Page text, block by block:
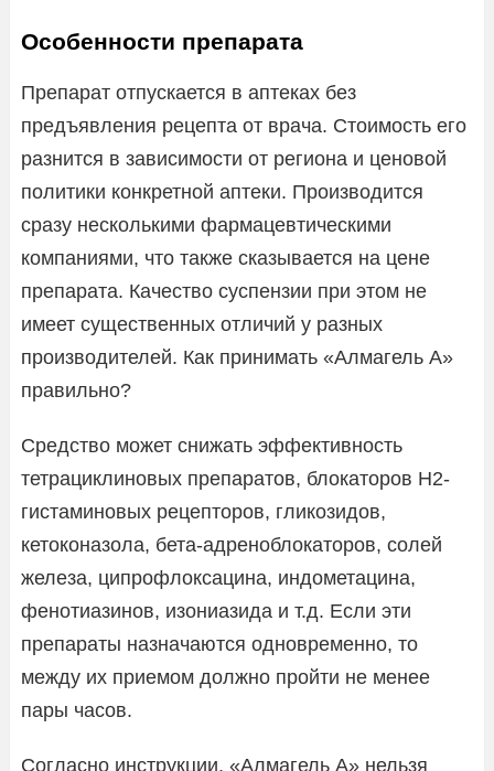
Особенности препарата
Препарат отпускается в аптеках без
предъявления рецепта от врача. Стоимость его
разнится в зависимости от региона и ценовой
политики конкретной аптеки. Производится
сразу несколькими фармацевтическими
компаниями, что также сказывается на цене
препарата. Качество суспензии при этом не
имеет существенных отличий у разных
производителей. Как принимать «Алмагель А»
правильно?
Средство может снижать эффективность
тетрациклиновых препаратов, блокаторов Н2-
гистаминовых рецепторов, гликозидов,
кетоконазола, бета-адреноблокаторов, солей
железа, ципрофлоксацина, индометацина,
фенотиазинов, изониазида и т.д. Если эти
препараты назначаются одновременно, то
между их приемом должно пройти не менее
пары часов.
Согласно инструкции, «Алмагель А» нельзя